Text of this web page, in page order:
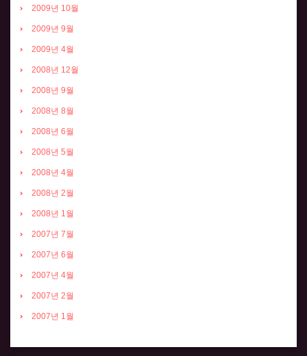
2009년 10월
2009년 9월
2009년 4월
2008년 12월
2008년 9월
2008년 8월
2008년 6월
2008년 5월
2008년 4월
2008년 2월
2008년 1월
2007년 7월
2007년 6월
2007년 4월
2007년 2월
2007년 1월